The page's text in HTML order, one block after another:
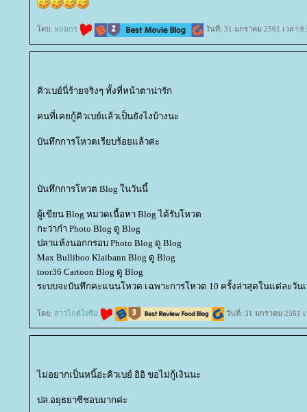
ดย: หอมกร วันที่: 31 มกราคม 2561 เวลา
คิวเบย์นี่ร้ายจริงๆ ทั้งที่หน้าตาน่ารัก
คนที่เคยกู้คิวเบย์แล้วเป็นยังไงบ้างนะ
บันทึกการโหวตเรียบร้อยแล้วค่ะ
บันทึกการโหวต Blog ในวันนี้
ผู้เขียน Blog หมวดเนื้อหา Blog ได้รับโหวต
กะว่าก๋า Photo Blog ดู Blog
ปลาแห้งนอกกรอบ Photo Blog ดู Blog
Max Bulliboo Klaibann Blog ดู Blog
toor36 Cartoon Blog ดู Blog
ระบบจะบันทึกคะแนนโหวต เฉพาะการโหวต 10 ครั้งล่าสุดในแต่ละวัน
ดย: สาวไกด์ใจซื่อ วันที่: 31 มกราคม 2561
ไม่อยากเป็นหนี้อ่ะคิวเบย์ อิอิ ขอไม่กู้เงินนะ
ปล.อยุธยาซีชอบมากค่ะ